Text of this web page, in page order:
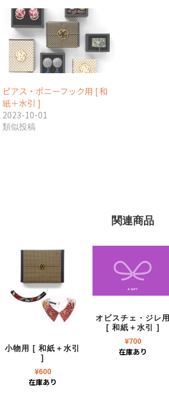
ピアス・ポニーフック用 [ 和
紙＋水引 ]
2023-10-01
類似投稿
関連商品
小物用 [ 和紙＋水引
]
¥600
在庫あり
オビスチェ・ジレ用
[ 和紙＋水引 ]
¥700
在庫あり